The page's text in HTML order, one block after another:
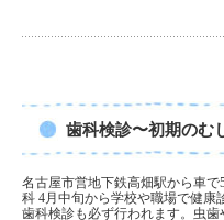
歯科検診〜初期のむ
名古屋市営地下鉄高畑駅から車
科 4月中旬から学校や職場で健康
歯科検診も必ず行われます。虫